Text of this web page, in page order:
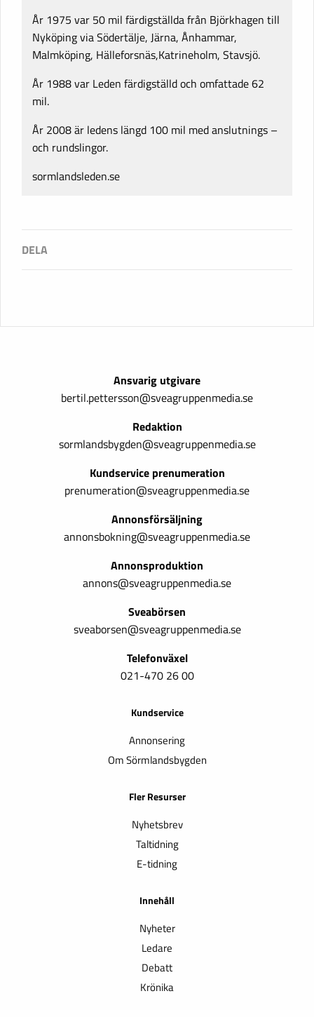
År 1975 var 50 mil färdigställda från Björkhagen till
Nyköping via Södertälje, Järna, Ånhammar,
Malmköping, Hälleforsnäs,Katrineholm, Stavsjö.
År 1988 var Leden färdigställd och omfattade 62
mil.
År 2008 är ledens längd 100 mil med anslutnings –
och rundslingor.
sormlandsleden.se
Ansvarig utgivare
bertil.pettersson@sveagruppenmedia.se
Redaktion
sormlandsbygden@sveagruppenmedia.se
Kundservice prenumeration
prenumeration@sveagruppenmedia.se
Annonsförsäljning
annonsbokning@sveagruppenmedia.se
Annonsproduktion
annons@sveagruppenmedia.se
Sveabörsen
sveaborsen@sveagruppenmedia.se
Telefonväxel
021-470 26 00
Kundservice
Annonsering
Om Sörmlandsbygden
Fler Resurser
Nyhetsbrev
Taltidning
E-tidning
Innehåll
Nyheter
Ledare
Debatt
Krönika